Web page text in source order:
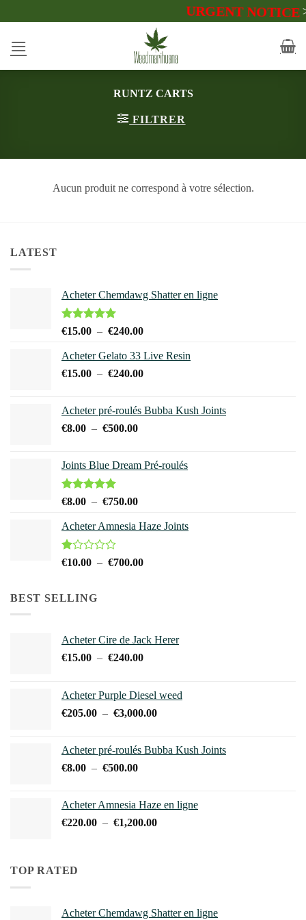
au
contenu
URGENT NOTICE>>
RUNTZ CARTS
FILTRER
Aucun produit ne correspond à votre sélection.
LATEST
Acheter Chemdawg Shatter en ligne
Note5.00
€15.00 – €240.00Plage
prix :
€15.00
Acheter Gelato 33 Live Resin
€15.00 – €240.00Plage
€15.00
Acheter pré-roulés Bubba Kush Joints
€8.00 – €500.00Plage
€8.00
€500.00
Joints Blue Dream Pré-roulés
Note
5.00
€8.00 – €750.00Plage
prix :
à
Acheter Amnesia Haze Joints
Note
5
€10.00 – €700.00Plage
€700.00
BEST SELLING
Acheter Cire de Jack Herer
€15.00 – €240.00Plage
€15.00
à
Acheter Purple Diesel weed
€205.00 – €3,000.00Plage
€205.00
Acheter pré-roulés Bubba Kush Joints
€8.00 – €500.00Plage
€8.00
à
Acheter Amnesia Haze en ligne
€220.00 – €1,200.00Plage
TOP RATED
Acheter Chemdawg Shatter en ligne